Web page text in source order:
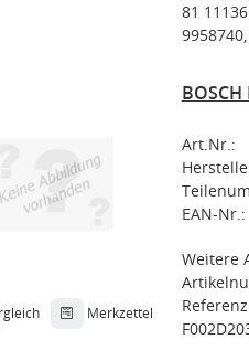
81
Merkzettel
Art.Nr.:
EAN-Nr.:
Weitere